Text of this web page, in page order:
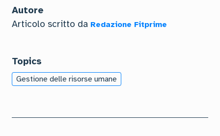
Autore
Articolo scritto da Redazione Fitprime
Topics
Gestione delle risorse umane